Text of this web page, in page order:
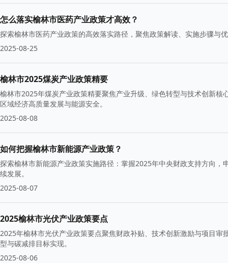
怎么落实榆林市医药产业政策才高效？
探索榆林市医药产业政策的高效落实路径，聚焦政策解读、实施步骤与
2025-08-25
榆林市2025煤炭产业政策精要
榆林市2025年煤炭产业政策精要聚焦产业升级、绿色转型与技术创新
区域经济高质量发展与能源安全。
2025-08-08
如何把握榆林市新能源产业政策？
探索榆林市新能源产业政策实施路径：掌握2025年中央财政支持方向
续发展。
2025-08-07
2025榆林市光伏产业政策要点
2025年榆林市光伏产业政策要点聚焦财政补贴、技术创新激励与项目
型与碳减排目标实现。
2025-08-06